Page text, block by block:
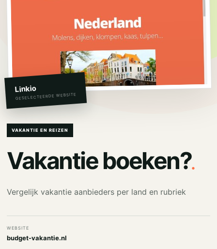
Linkio
GESELECTEERDE WEBSITE
VAKANTIE EN REIZEN
Vakantie boeken?.
Vergelijk vakantie aanbieders per land en rubriek
WEBSITE
budget-vakantie.nl